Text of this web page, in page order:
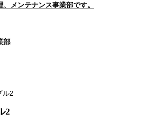
メンテナンス事業部です。
部
ル2
2